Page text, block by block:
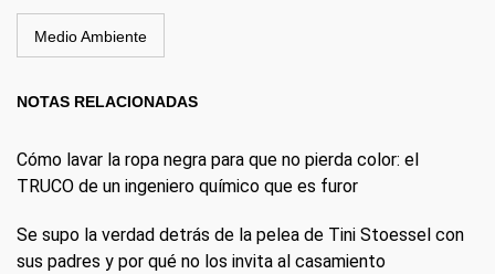
Medio Ambiente
NOTAS RELACIONADAS
Cómo lavar la ropa negra para que no pierda color: el
TRUCO de un ingeniero químico que es furor
Se supo la verdad detrás de la pelea de Tini Stoessel con
sus padres y por qué no los invita al casamiento